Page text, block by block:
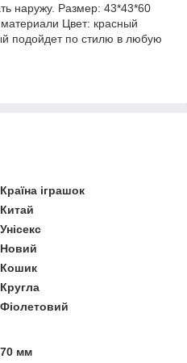
наружу. Размер: 43*43*60
Цвет: красный
подойдет по стилю в любую
Країна іграшок
Китай
Унісекс
Новий
Кошик
Кругла
Фіолетовий
70 мм